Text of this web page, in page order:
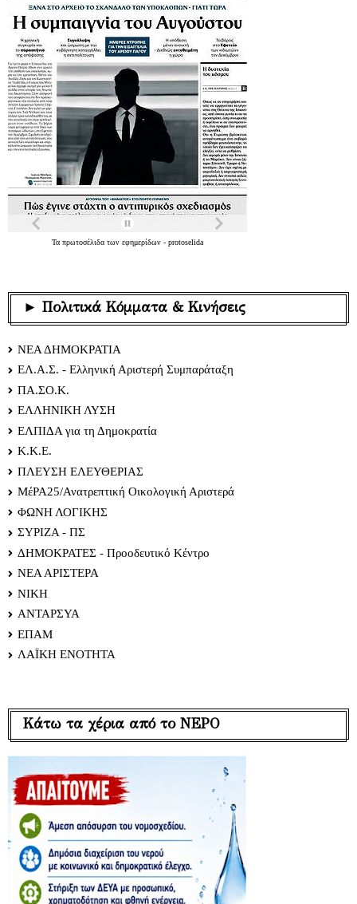
Τα πρωτοσέλιδα των εφημερίδων - protoselida
► Πολιτικά Κόμματα & Κινήσεις
ΝΕΑ ΔΗΜΟΚΡΑΤΙΑ
ΕΛ.Α.Σ. - Ελληνική Αριστερή Συμπαράταξη
ΠΑ.ΣΟ.Κ.
ΕΛΛΗΝΙΚΗ ΛΥΣΗ
ΕΛΠΙΔΑ για τη Δημοκρατία
Κ.Κ.Ε.
ΠΛΕΥΣΗ ΕΛΕΥΘΕΡΙΑΣ
ΜέΡΑ25/Ανατρεπτική Οικολογική Αριστερά
ΦΩΝΗ ΛΟΓΙΚΗΣ
ΣΥΡΙΖΑ - ΠΣ
ΔΗΜΟΚΡΑΤΕΣ - Προοδευτικό Κέντρο
ΝΕΑ ΑΡΙΣΤΕΡΑ
ΝΙΚΗ
ΑΝΤΑΡΣΥΑ
ΕΠΑΜ
ΛΑΪΚΗ ΕΝΟΤΗΤΑ
Κάτω τα χέρια από το ΝΕΡΟ